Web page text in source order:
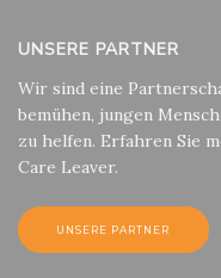
UNSERE PARTNER
Wir sind eine
bemühen, jungen
zu helfen. Erfahren Sie
Care Leaver.
UNSERE PARTNER